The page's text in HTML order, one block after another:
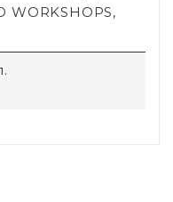
WORKSHOPS,